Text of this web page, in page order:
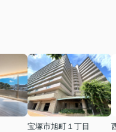
宝塚市旭町１丁目